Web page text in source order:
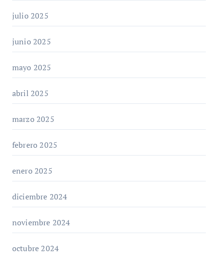
julio 2025
junio 2025
mayo 2025
abril 2025
marzo 2025
febrero 2025
enero 2025
diciembre 2024
noviembre 2024
octubre 2024